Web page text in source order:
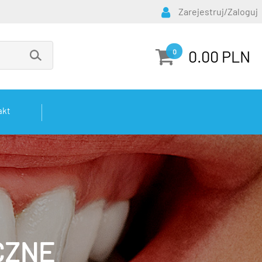
Zarejestruj/Zaloguj
0 0.00 PLN